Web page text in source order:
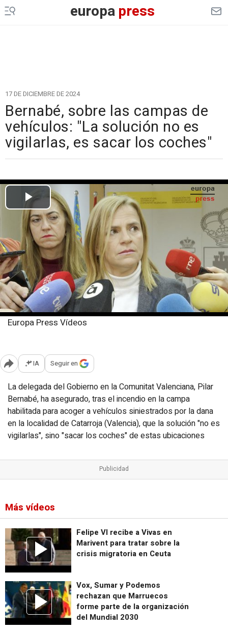
europapress
17 DE DICIEMBRE DE 2024
Bernabé, sobre las campas de
vehículos: "La solución no es
vigilarlas, es sacar los coches"
Europa Press Vídeos
Abrir opciones para compartir
IA Seguir en
La delegada del Gobierno en la Comunitat Valenciana, Pilar
Bernabé, ha asegurado, tras el incendio en la campa
habilitada para acoger a vehículos siniestrados por la dana
en la localidad de Catarroja (Valencia), que la solución "no es
vigilarlas", sino "sacar los coches" de estas ubicaciones
Más vídeos
Felipe VI recibe a Vivas en
Marivent para tratar sobre la
crisis migratoria en Ceuta
Vox, Sumar y Podemos
rechazan que Marruecos
forme parte de la organización
del Mundial 2030